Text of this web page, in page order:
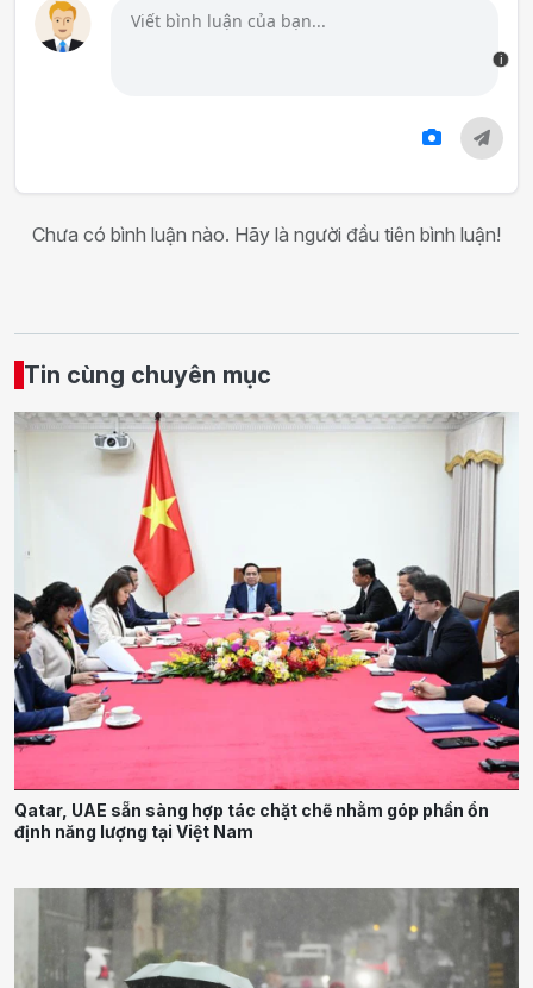
Chưa có bình luận nào. Hãy là người đầu tiên bình luận!
Tin cùng chuyên mục
Qatar, UAE sẵn sàng hợp tác chặt chẽ nhằm góp phần ổn
định năng lượng tại Việt Nam
i